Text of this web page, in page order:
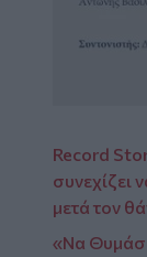
Record
συνεχίζει
μετά τον
«Να